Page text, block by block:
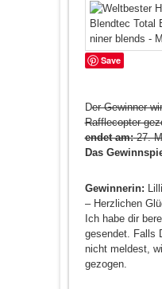
Save
Der Gewinner
Rafflecopter
endet am:27.
Das
Gewinnerin:
– Herzlichen
Ich habe dir
gesendet. Falls
nicht meldest,
gezogen.